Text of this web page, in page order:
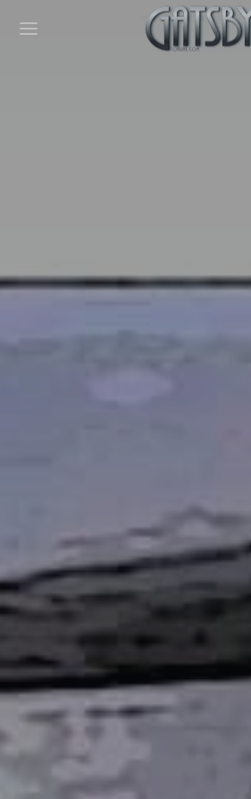
Cookies management panel